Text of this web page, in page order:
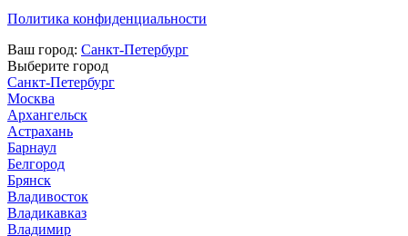
Политика конфиденциальности
Ваш город: Санкт-Петербург
Выберите город
Санкт-Петербург
Москва
Архангельск
Астрахань
Барнаул
Белгород
Брянск
Владивосток
Владикавказ
Владимир